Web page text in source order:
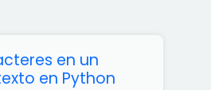
en un
en Python